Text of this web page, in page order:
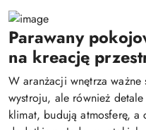
Parawany
na kreację
W aranżacji wnętrza ważne
wystroju, ale również
klimat, budują atmosferę, a